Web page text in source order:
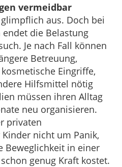
vermeidbar
aus. Doch bei
die Belastung
Je nach Fall können
Betreuung,
Eingriffe,
Hilfsmittel nötig
müssen ihren Alltag
neu organisieren.
privaten
nicht um Panik,
Beweglichkeit in einer
genug Kraft kostet.